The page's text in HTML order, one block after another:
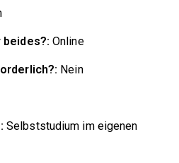
beides?: Online
Nein
Selbststudium im eigenen